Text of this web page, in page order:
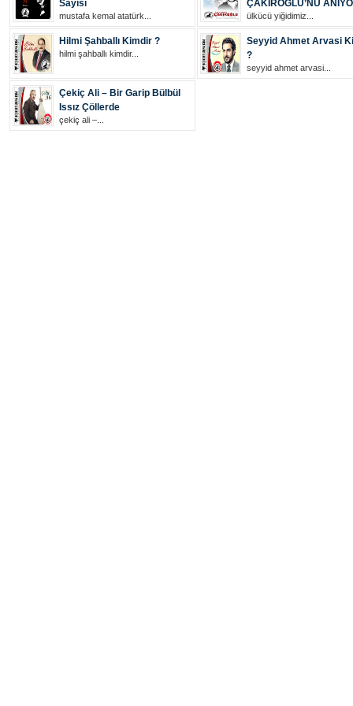
Sayısı
mustafa kemal atatürk...
ÇAKIROĞLU’NU
ülkücü yiğidimiz...
Hilmi Şahballı Kimdir ?
hilmi şahballı kimdir...
Seyyid Ahmet Arvasi
?
seyyid ahmet arvasi...
Çekiç Ali – Bir Garip Bülbül
Issız Çöllerde
çekiç ali –...